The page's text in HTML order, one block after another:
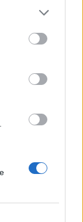
και των
News και